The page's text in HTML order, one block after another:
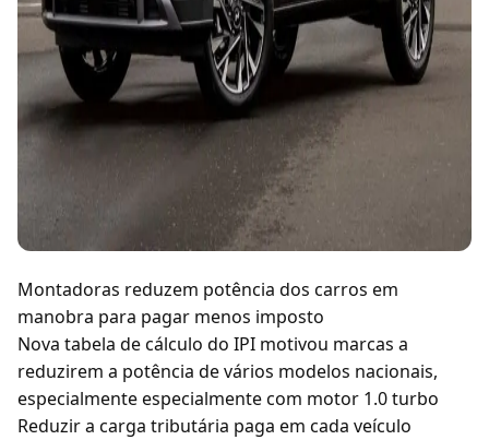
Montadoras reduzem potência dos carros em
manobra para pagar menos imposto
Nova tabela de cálculo do IPI motivou marcas a
reduzirem a potência de vários modelos nacionais,
especialmente especialmente com motor 1.0 turbo
Reduzir a carga tributária paga em cada veículo